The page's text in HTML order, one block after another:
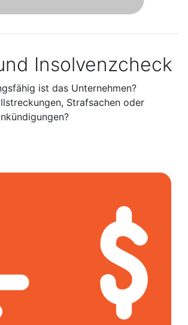
Insolvenzcheck
ist das Unternehmen?
Strafsachen oder